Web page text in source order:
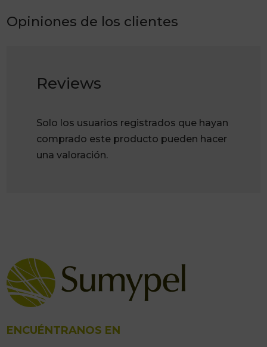
Opiniones de los clientes
Reviews
Solo los usuarios registrados que hayan
comprado este producto pueden hacer
una valoración.
ENCUÉNTRANOS EN